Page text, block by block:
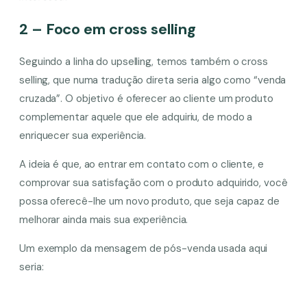
2 – Foco em cross selling
Seguindo a linha do upselling, temos também o cross
selling, que numa tradução direta seria algo como “venda
cruzada”. O objetivo é oferecer ao cliente um produto
complementar aquele que ele adquiriu, de modo a
enriquecer sua experiência.
A ideia é que, ao entrar em contato com o cliente, e
comprovar sua satisfação com o produto adquirido, você
possa oferecê-lhe um novo produto, que seja capaz de
melhorar ainda mais sua experiência.
Um exemplo da mensagem de pós-venda usada aqui
seria: